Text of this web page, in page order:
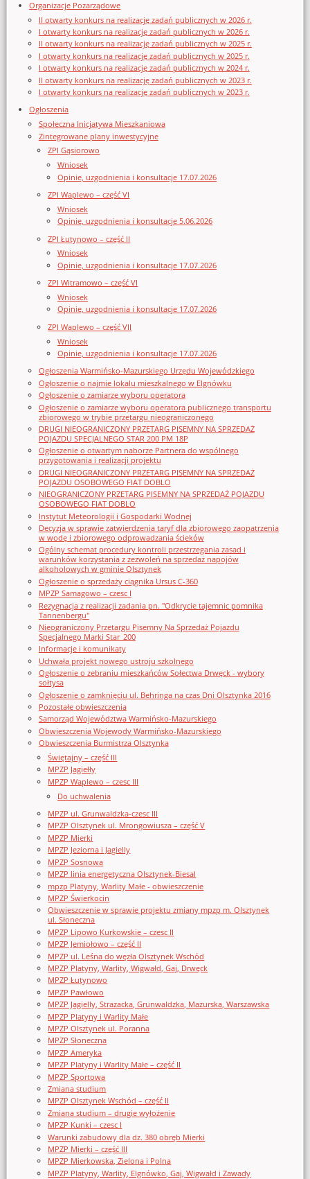
Organizacje Pozarządowe
II otwarty konkurs na realizację zadań publicznych w 2026 r.
I otwarty konkurs na realizację zadań publicznych w 2026 r.
II otwarty konkurs na realizację zadań publicznych w 2025 r.
I otwarty konkurs na realizację zadań publicznych w 2025 r.
I otwarty konkurs na realizację zadań publicznych w 2024 r.
II otwarty konkurs na realizację zadań publicznych w 2023 r.
I otwarty konkurs na realizację zadań publicznych w 2023 r.
Ogłoszenia
Społeczna Inicjatywa Mieszkaniowa
Zintegrowane plany inwestycyjne
ZPI Gąsiorowo
Wniosek
Opinie, uzgodnienia i konsultacje 17.07.2026
ZPI Waplewo – część VI
Wniosek
Opinie, uzgodnienia i konsultacje 5.06.2026
ZPI Łutynowo – część II
Wniosek
Opinie, uzgodnienia i konsultacje 17.07.2026
ZPI Witramowo – część VI
Wniosek
Opinie, uzgodnienia i konsultacje 17.07.2026
ZPI Waplewo – część VII
Wniosek
Opinie, uzgodnienia i konsultacje 17.07.2026
Ogłoszenia Warmińsko-Mazurskiego Urzędu Wojewódzkiego
Ogłoszenie o najmie lokalu mieszkalnego w Elgnówku
Ogłoszenie o zamiarze wyboru operatora
Ogłoszenie o zamiarze wyboru operatora publicznego transportu
zbiorowego w trybie przetargu nieograniczonego
DRUGI NIEOGRANICZONY PRZETARG PISEMNY NA SPRZEDAŻ
POJAZDU SPECJALNEGO STAR 200 PM 18P
Ogłoszenie o otwartym naborze Partnera do wspólnego
przygotowania i realizacji projektu
DRUGI NIEOGRANICZONY PRZETARG PISEMNY NA SPRZEDAŻ
POJAZDU OSOBOWEGO FIAT DOBLO
NIEOGRANICZONY PRZETARG PISEMNY NA SPRZEDAŻ POJAZDU
OSOBOWEGO FIAT DOBLO
Instytut Meteorologii i Gospodarki Wodnej
Decyzja w sprawie zatwierdzenia taryf dla zbiorowego zaopatrzenia
w wodę i zbiorowego odprowadzania ścieków
Ogólny schemat procedury kontroli przestrzegania zasad i
warunków korzystania z zezwoleń na sprzedaż napojów
alkoholowych w gminie Olsztynek
Ogłoszenie o sprzedaży ciągnika Ursus C-360
MPZP Samagowo – czesc I
Rezygnacja z realizacji zadania pn. "Odkrycie tajemnic pomnika
Tannenbergu"
Nieograniczony Przetargu Pisemny Na Sprzedaż Pojazdu
Specjalnego Marki Star_200
Informacje i komunikaty
Uchwała projekt nowego ustroju szkolnego
Ogłoszenie o zebraniu mieszkańców Sołectwa Drwęck - wybory
sołtysa
Ogłoszenie o zamknięciu ul. Behringa na czas Dni Olsztynka 2016
Pozostałe obwieszczenia
Samorząd Województwa Warmińsko-Mazurskiego
Obwieszczenia Wojewody Warmińsko-Mazurskiego
Obwieszczenia Burmistrza Olsztynka
Świętajny – część III
MPZP Jagiełły
MPZP Waplewo – czesc III
Do uchwalenia
MPZP ul. Grunwaldzka-czesc III
MPZP Olsztynek ul. Mrongowiusza – część V
MPZP Mierki
MPZP Jeziorna i Jagielly
MPZP Sosnowa
MPZP linia energetyczna Olsztynek-Biesal
mpzp Platyny, Warlity Małe - obwieszczenie
MPZP Świerkocin
Obwieszczenie w sprawie projektu zmiany mpzp m. Olsztynek
ul. Słoneczna
MPZP Lipowo Kurkowskie – czesc II
MPZP Jemiołowo – część II
MPZP ul. Leśna do węzła Olsztynek Wschód
MPZP Platyny, Warlity, Wigwałd, Gaj, Drwęck
MPZP Łutynowo
MPZP Pawłowo
MPZP Jagielly, Strazacka, Grunwaldzka, Mazurska, Warszawska
MPZP Platyny i Warlity Małe
MPZP Olsztynek ul. Poranna
MPZP Słoneczna
MPZP Ameryka
MPZP Platyny i Warlity Małe – część II
MPZP Sportowa
Zmiana studium
MPZP Olsztynek Wschód – część II
Zmiana studium – drugie wyłożenie
MPZP Kunki – czesc I
Warunki zabudowy dla dz. 380 obręb Mierki
MPZP Mierki – część III
MPZP Mierkowska, Zielona i Polna
MPZP Platyny, Warlity, Elgnówko, Gaj, Wigwałd i Zawady